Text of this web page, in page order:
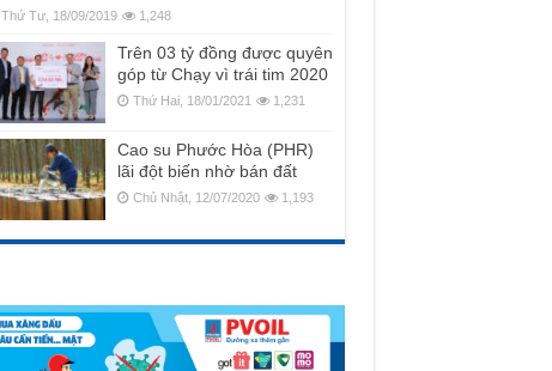
Thứ Tư, 18/09/2019 1,248
Trên 03 tỷ đồng được quyên
góp từ Chạy vì trái tim 2020
Thứ Hai, 18/01/2021 1,231
Cao su Phước Hòa (PHR)
lãi đột biến nhờ bán đất
Chủ Nhật, 12/07/2020 1,193